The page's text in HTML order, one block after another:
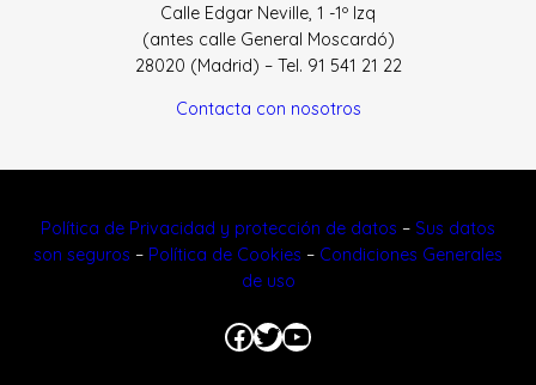
Calle Edgar Neville, 1 -1º Izq
(antes calle General Moscardó)
28020 (Madrid) – Tel. 91 541 21 22
Contacta con nosotros
Política de Privacidad y protección de datos – Sus datos
son seguros – Política de Cookies – Condiciones Generales
de uso
Facebook
Twitter
YouTube